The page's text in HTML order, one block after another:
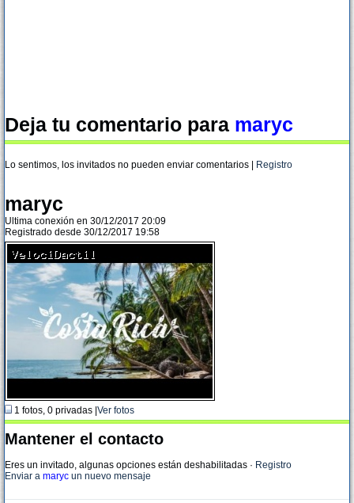
Deja tu comentario para maryc
Lo sentimos, los invitados no pueden enviar comentarios | Registro
maryc
Ultima conexión en 30/12/2017 20:09
Registrado desde 30/12/2017 19:58
1 fotos, 0 privadas | Ver fotos
Mantener el contacto
Eres un invitado, algunas opciones están deshabilitadas · Registro
Enviar a maryc un nuevo mensaje